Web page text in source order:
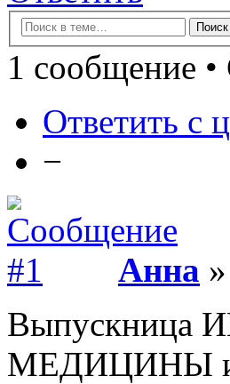
1 сообщение
Ответить с
−
Анна
МЕДИЦИНЫ